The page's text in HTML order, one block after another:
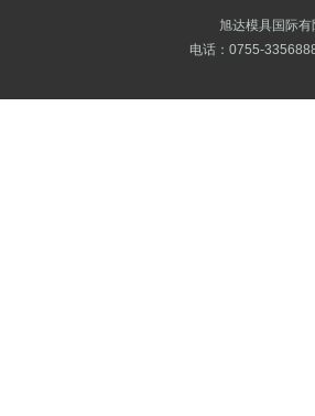
旭达模具国际
电话：0755-